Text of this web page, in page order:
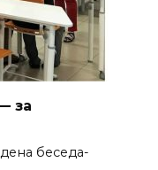
за
беседа-